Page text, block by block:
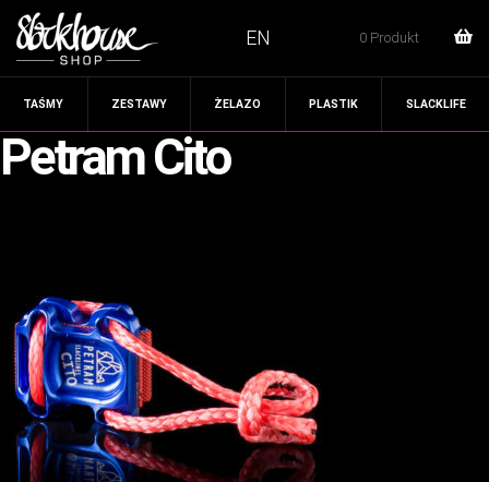
0 Produkt
EN
TAŚMY ZESTAWY ŻELAZO PLASTIK SLACKLIFE
Petram Cito